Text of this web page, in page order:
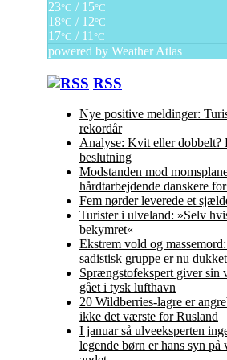
23°C / 15°C
18°C / 12°C
17°C / 11 °C
powered by Weather Atlas
RSS
Nye positive meldinger:
rekordår
Analyse: Kvit eller dobbelt?
beslutning
Modstanden mod
hårdtarbejdende danskere
Fem nørder leverede et
Turister i ulveland: »Selv
bekymret«
Ekstrem vold og
sadistisk gruppe er nu
Sprængstofekspert giver sin
gået i tysk lufthavn
20 Wildberries-lagre er
ikke det værste for Rusland
I januar så ulveeksperten
legende børn er hans syn